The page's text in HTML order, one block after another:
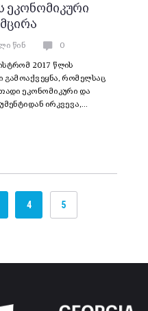
ეკონომიკური
წინ 0
2017 წლის
გამოაქვეყნა, რომელსაც
ეკონომიკური და
ირკვევა,…
4 5